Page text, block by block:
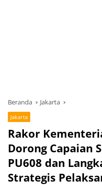
Beranda Jakarta
Jakarta
Rakor
Dorong Capaian
PU608 dan
Strategis